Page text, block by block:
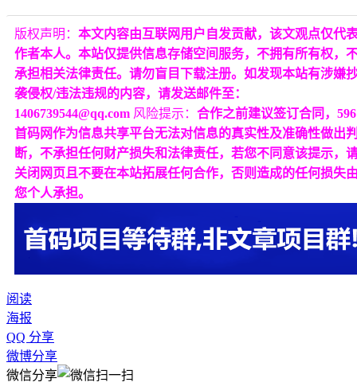
版权声明： 本文内容由互联网用户自发贡献，该文观点仅代
作者本人。本站仅提供信息存储空间服务，不拥有所有权，
承担相关法律责任。请勿盲目下载注册。如发现本站有涉嫌
袭侵权/违法违规的内容，请发送邮件至：
1406739544@qq.com 风险提示： 合作之前建议签订合同，596
首码网作为信息共享平台无法对信息的真实性及准确性做出
断，不承担任何财产损失和法律责任，若您不同意该提示，
关闭网页且不要在本站拓展任何合作，否则造成的任何损失
您个人承担。
阅读
海报
QQ 分享
微博分享
微信分享